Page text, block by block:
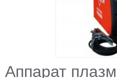
Аппарат